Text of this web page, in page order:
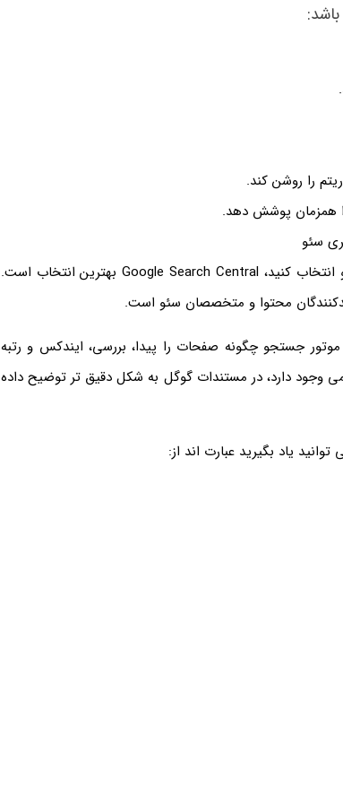
را روشن کند.
را همزمان پوشش دهد.
اگر قرار است فقط یک منبع را برای شروع یادگیری سئو انتخاب کنید، Google Search Central بهترین انتخاب است.
محتوا و متخصصان سئو است.
جستجو چگونه صفحات را پیدا، بررسی، ایندکس و رتبه
وجود دارد، در مستندات گوگل به شکل دقیق تر توضیح داده